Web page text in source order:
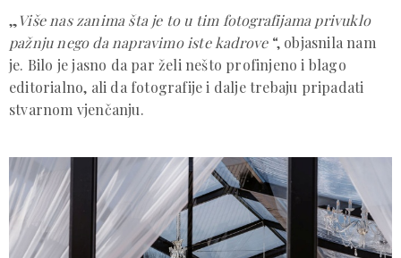
„Više nas zanima šta je to u tim fotografijama privuklo
pažnju nego da napravimo iste kadrove “, objasnila nam
je. Bilo je jasno da par želi nešto profinjeno i blago
editorialno, ali da fotografije i dalje trebaju pripadati
stvarnom vjenčanju.